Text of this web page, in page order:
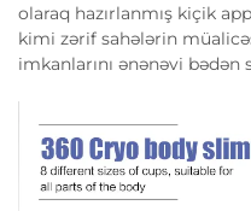
olaraq hazırlanmış kiçik
kimi zərif sahələrin
imkanlarını ənənəvi bədən